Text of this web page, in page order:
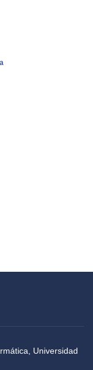
Universidad